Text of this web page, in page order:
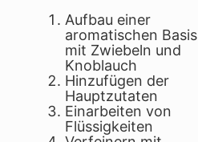
Aufbau einer
aromatischen Basis
mit Zwiebeln und
Knoblauch
Hinzufügen der
Hauptzutaten
Einarbeiten von
Flüssigkeiten